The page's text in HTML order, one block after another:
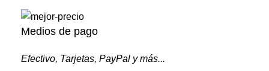
Medios de pago
Efectivo, Tarjetas, PayPal y más...